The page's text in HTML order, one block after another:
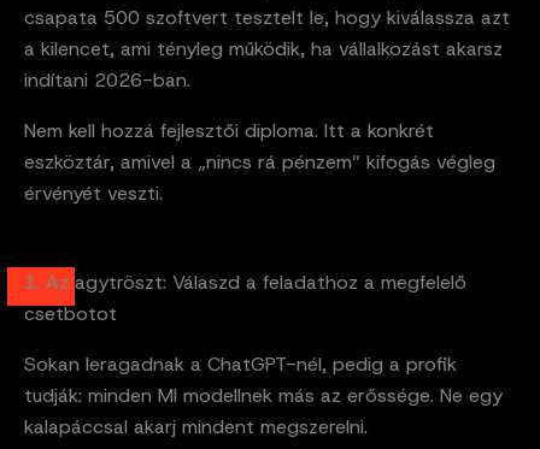
csapata 500 szoftvert tesztelt le, hogy kiválassza azt
a kilencet, ami tényleg működik, ha vállalkozást akarsz
indítani 2026-ban.
Nem kell hozzá fejlesztői diploma. Itt a konkrét
eszköztár, amivel a „nincs rá pénzem” kifogás végleg
érvényét veszti.
1. Az agytröszt: Válaszd a feladathoz a megfelelő
csetbotot
Sokan leragadnak a ChatGPT-nél, pedig a profik
tudják: minden MI modellnek más az erőssége. Ne egy
kalapáccsal akarj mindent megszerelni.